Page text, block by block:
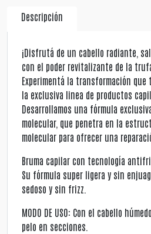
Descripción
¡Disfrutá de un cabello radiante,
con el poder revitalizante de la
Experimentá la transformación
la exclusiva linea de productos
Desarrollamos una fórmula
molecular, que penetra en la
molecular para ofrecer una
Bruma capilar con tecnología
Su fórmula super ligera y sin
sedoso y sin frizz.
MODO DE USO: Con el cabello
pelo en secciones.